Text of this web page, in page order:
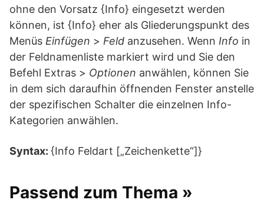
ohne den Vorsatz {Info} eingesetzt werden
können, ist {Info} eher als Gliederungspunkt des
Menüs Einfügen > Feld anzusehen. Wenn Info in
der Feldnamenliste markiert wird und Sie den
Befehl Extras > Optionen anwählen, können Sie
in dem sich daraufhin öffnenden Fenster anstelle
der spezifischen Schalter die einzelnen Info-
Kategorien anwählen.
Syntax: {Info Feldart [„Zeichenkette“]}
Passend zum Thema »